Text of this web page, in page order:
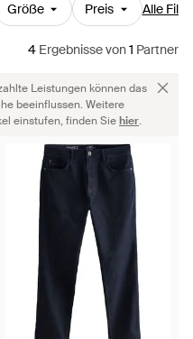
Größe Preis Alle
4 Ergebnissevon1 Partner
Leistungen können das
beeinflussen. Weitere
einstufen, finden Siehier.